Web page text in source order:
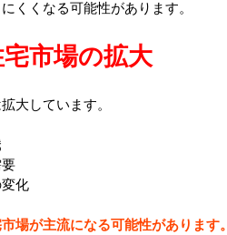
くくなる可能性があります。
市場の拡大
大しています。
要
変化
場が主流になる可能性があります。